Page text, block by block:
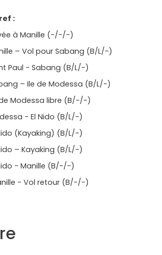
:
à Manille (-/-/-)
– Vol pour Sabang (B/L/-)
Paul - Sabang (B/L/-)
– Ile de Modessa (B/L/-)
Modessa libre (B/-/-)
- El Nido (B/L/-)
(Kayaking) (B/L/-)
– Kayaking (B/L/-)
- Manille (B/-/-)
- Vol retour (B/-/-)